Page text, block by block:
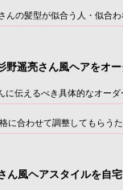
んの髪型が似合う人・似合
野遥亮さん風ヘアをオ
に伝えるべき具体的なオー
に合わせて調整してもらう
ん風ヘアスタイルを自